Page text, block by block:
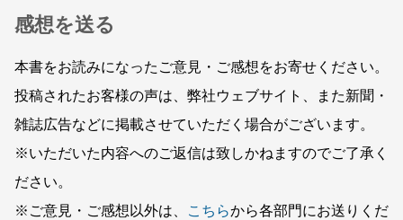
感想を送る
本書をお読みになったご意見・ご感想をお寄せください。
投稿されたお客様の声は、弊社ウェブサイト、また新聞・
雑誌広告などに掲載させていただく場合がございます。
※いただいた内容へのご返信は致しかねますのでご了承く
ださい。
※ご意見・ご感想以外は、
こちらから各部門にお送りくだ